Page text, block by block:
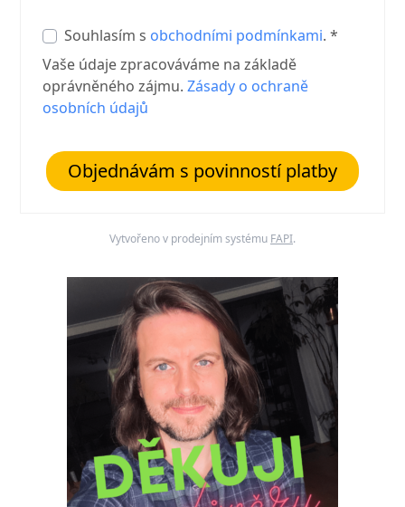
Souhlasím s obchodními podmínkami. *
Vaše údaje zpracováváme na základě
oprávněného zájmu.Zásady o ochraně
osobních údajů
Objednávám s povinností platby
Vytvořeno v prodejním systému FAPI.